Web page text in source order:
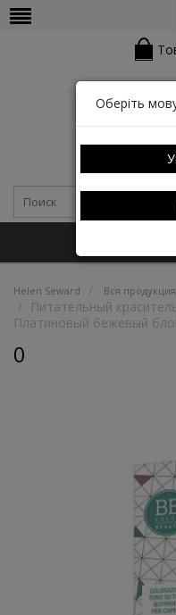
Helen Seward Вся продукция
Питательный
Платиновый бежевый
0
Оберіть